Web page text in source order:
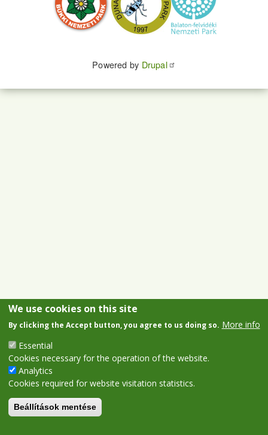
Powered by Drupal
We use cookies on this site
By clicking the Accept button, you agree to us doing so. More info
Essential
Cookies necessary for the operation of the website.
Analytics
Cookies required for website visitation statistics.
Beállítások mentése